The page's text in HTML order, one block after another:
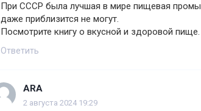
При СССР была лучшая в мире пищевая
даже приблизится не могут.
Посмотрите книгу о вкусной и здоровой пище.
Ответить
ARA
2 августа 2024 19:29